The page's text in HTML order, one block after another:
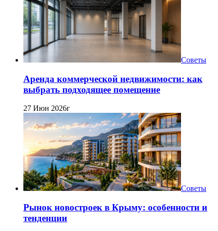
Советы
Аренда коммерческой недвижимости: как
выбрать подходящее помещение
27 Июн 2026г
Советы
Рынок новостроек в Крыму: особенности и
тенденции